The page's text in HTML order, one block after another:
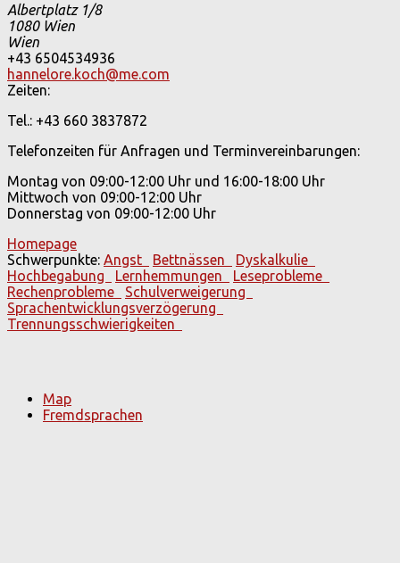
Albertplatz 1/8
1080Wien
Wien
+43 6504534936
hannelore.koch@me.com
Zeiten:
Tel.: +43 660 3837872
Telefonzeiten für Anfragen und Terminvereinbarungen:
Montag von 09:00-12:00 Uhr und 16:00-18:00 Uhr
Mittwoch von 09:00-12:00 Uhr
Donnerstag von 09:00-12:00 Uhr
Homepage
Schwerpunkte: Angst Bettnässen
Dyskalkulie
Hochbegabung
Lernhemmungen
Leseprobleme
Rechenprobleme
Schulverweigerung
Sprachentwicklungsverzögerung
Trennungsschwierigkeiten
Map
Fremdsprachen